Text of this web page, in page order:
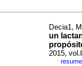
Decia1,
un
2015,
·